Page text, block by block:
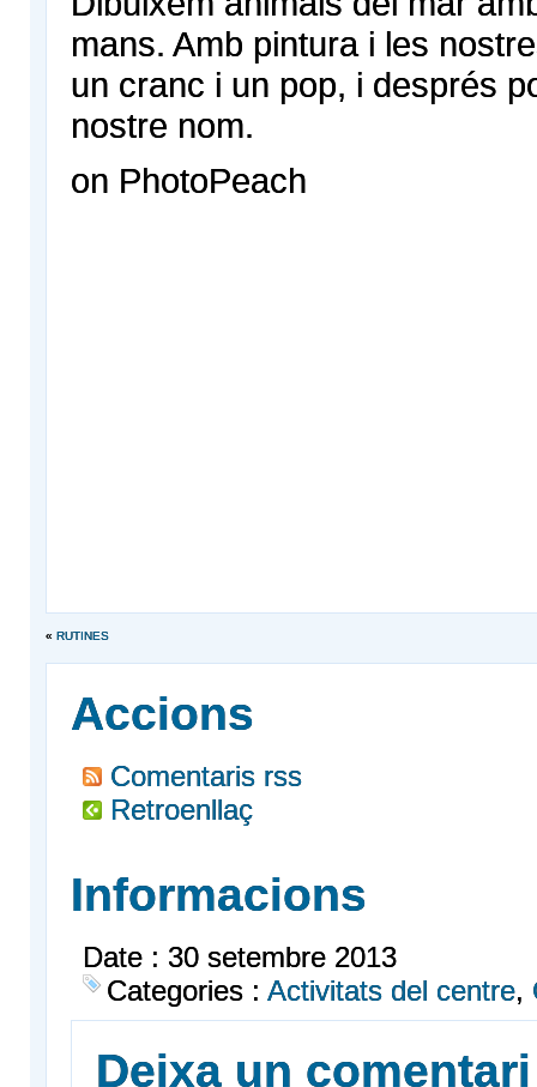
mans. Amb pintura i les
un cranc i un pop, i després
nostre nom.
on PhotoPeach
« RUTINES
Accions
Comentaris rss
Retroenllaç
Informacions
Date : 30 setembre 2013
Categories : Activitats del centre,
Deixa un comentari